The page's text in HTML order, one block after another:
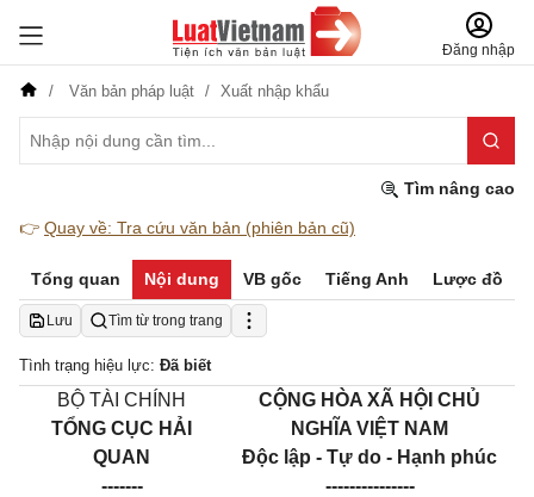
Đăng nhập
Văn bản pháp luật Xuất nhập khẩu
Tìm nâng cao
👉 Quay về: Tra cứu văn bản (phiên bản cũ)
Tổng quan Nội dung VB gốc Tiếng Anh Lược đồ
Lưu Tìm từ trong trang
Tình trạng hiệu lực: Đã biết
BỘ TÀI CHÍNH
TỔNG CỤC HẢI
QUAN
-------
CỘNG HÒA XÃ HỘI CHỦ
NGHĨA VIỆT NAM
Độc lập - Tự do - Hạnh phúc
---------------